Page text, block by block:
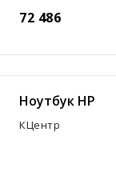
72 486
Ноутбук HP
КЦентр